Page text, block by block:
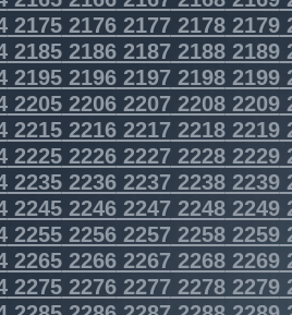
21752176217721782179
21852186218721882189
21952196219721982199
22052206220722082209
22152216221722182219
22252226222722282229
22352236223722382239
22452246224722482249
22552256225722582259
226522662267 22682269
22752276227722782279